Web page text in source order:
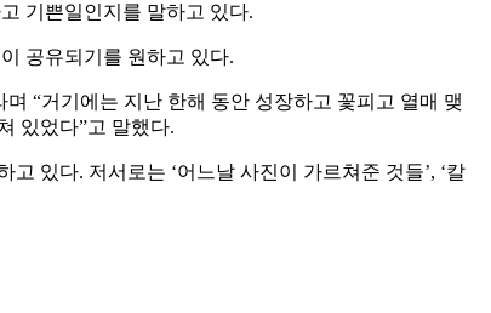
기쁜일인지를 말하고 있다.
공유되기를 원하고 있다.
“거기에는 지난 한해 동안 성장하고 꽃피고 열매 맺
있었다”고 말했다.
있다. 저서로는 ‘어느날 사진이 가르쳐준 것들’, ‘칼